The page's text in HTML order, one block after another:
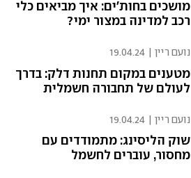
מושכים בחות'ים: איך מביאים כלי
רכב למדינה במצור ימי?
נועם ריין 19.04.24
מטענים במקום תחנות דלק: בדרך
לעולם של תחבורה חשמלית
נועם ריין 19.04.24
שוק הליסינג: מתמודדים עם
מחסור, עוברים לחשמל